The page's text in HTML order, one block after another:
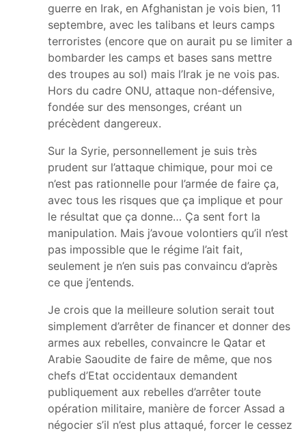
guerre en Irak, en Afghanistan je vois bien, 11
septembre, avec les talibans et leurs camps
terroristes (encore que on aurait pu se limiter a
bombarder les camps et bases sans mettre
des troupes au sol) mais l’Irak je ne vois pas.
Hors du cadre ONU, attaque non-défensive,
fondée sur des mensonges, créant un
précèdent dangereux.
Sur la Syrie, personnellement je suis très
prudent sur l’attaque chimique, pour moi ce
n’est pas rationnelle pour l’armée de faire ça,
avec tous les risques que ça implique et pour
le résultat que ça donne… Ça sent fort la
manipulation. Mais j’avoue volontiers qu’il n’est
pas impossible que le régime l’ait fait,
seulement je n’en suis pas convaincu d’après
ce que j’entends.
Je crois que la meilleure solution serait tout
simplement d’arrêter de financer et donner des
armes aux rebelles, convaincre le Qatar et
Arabie Saoudite de faire de même, que nos
chefs d’Etat occidentaux demandent
publiquement aux rebelles d’arrêter toute
opération militaire, manière de forcer Assad a
négocier s’il n’est plus attaqué, forcer le cessez